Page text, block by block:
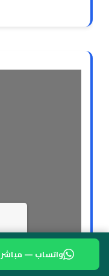
واتساب — مباشر